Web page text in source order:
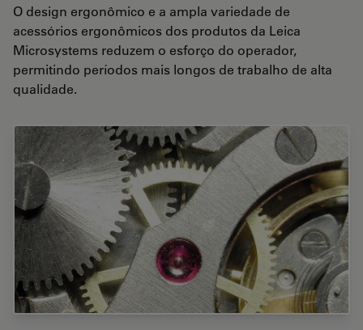
O design ergonômico e a ampla variedade de
acessórios ergonômicos dos produtos da Leica
Microsystems reduzem o esforço do operador,
permitindo períodos mais longos de trabalho de alta
qualidade.